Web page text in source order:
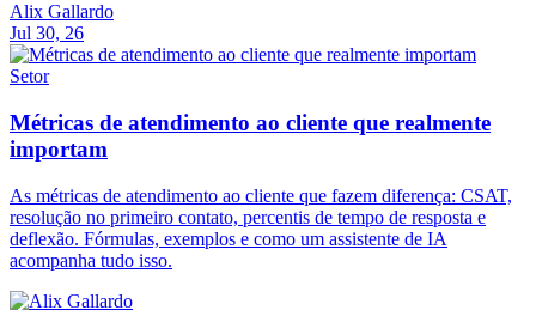
Alix Gallardo
Jul 30, 26
Setor
Métricas de atendimento ao cliente que realmente
importam
As métricas de atendimento ao cliente que fazem diferença: CSAT,
resolução no primeiro contato, percentis de tempo de resposta e
deflexão. Fórmulas, exemplos e como um assistente de IA
acompanha tudo isso.